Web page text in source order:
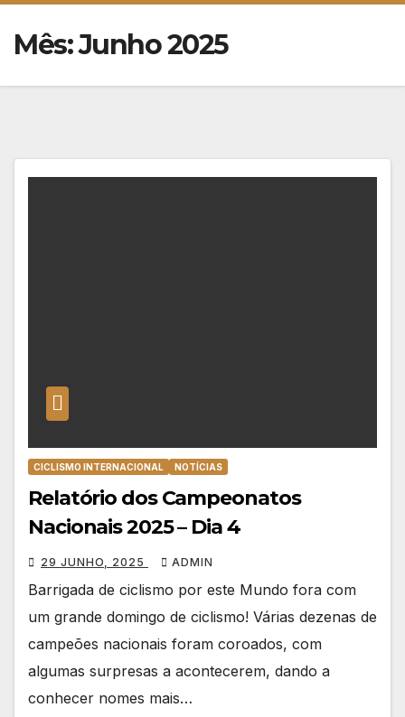
Mês:Junho 2025
CICLISMO INTERNACIONAL NOTÍCIAS
Relatório dos Campeonatos
Nacionais 2025 – Dia 4
29 JUNHO, 2025 ADMIN
Barrigada de ciclismo por este Mundo fora com
um grande domingo de ciclismo! Várias dezenas de
campeões nacionais foram coroados, com
algumas surpresas a acontecerem, dando a
conhecer nomes mais…